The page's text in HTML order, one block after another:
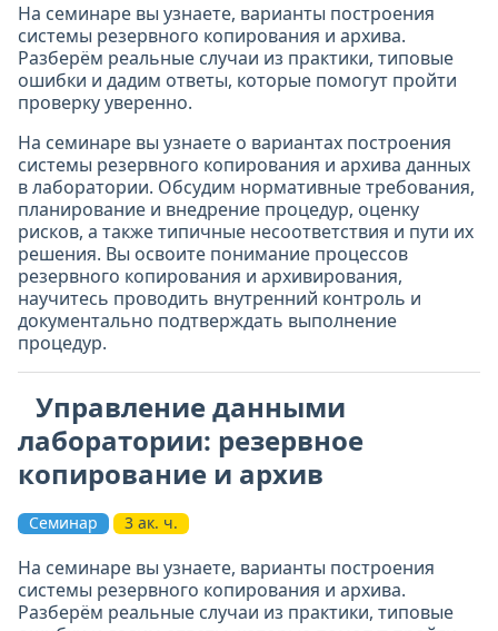
На семинаре вы узнаете, варианты построения
системы резервного копирования и архива.
Разберём реальные случаи из практики, типовые
ошибки и дадим ответы, которые помогут пройти
проверку уверенно.
На семинаре вы узнаете о вариантах построения
системы резервного копирования и архива данных
в лаборатории. Обсудим нормативные требования,
планирование и внедрение процедур, оценку
рисков, а также типичные несоответствия и пути их
решения. Вы освоите понимание процессов
резервного копирования и архивирования,
научитесь проводить внутренний контроль и
документально подтверждать выполнение
процедур.
Управление данными
лаборатории: резервное
копирование и архив
Семинар 3 ак. ч.
На семинаре вы узнаете, варианты построения
системы резервного копирования и архива.
Разберём реальные случаи из практики, типовые